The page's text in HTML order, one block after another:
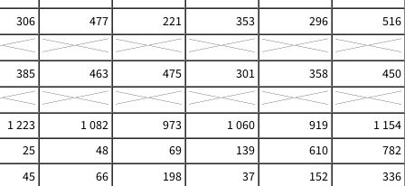
306
477 221 353 296 516
385 463 475 301 358 450
1 223 1 082 973 1 060 919
1 154
25
48 69 139 610
782
45
66 198 37 152
336